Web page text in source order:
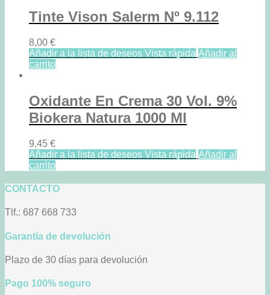
Tinte Vison Salerm Nº 9.112
8,00 €
Añadir a la lista de deseos Vista rápida Añadir al
carrito
Oxidante En Crema 30 Vol. 9%
Biokera Natura 1000 Ml
9,45 €
Añadir a la lista de deseos Vista rápida Añadir al
carrito
CONTACTO
Tlf.: 687 668 733
Garantía de devolución
Plazo de 30 días para devolución
Pago 100% seguro